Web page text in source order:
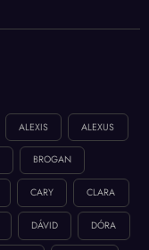
ALEXIS ALEXUS
BROGAN
CARY CLARA
DÁVID DÓRA